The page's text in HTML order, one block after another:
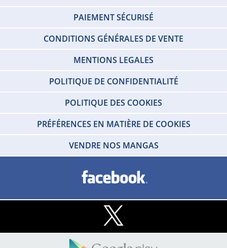
PAIEMENT SÉCURISÉ
CONDITIONS GÉNÉRALES DE VENTE
MENTIONS LEGALES
POLITIQUE DE CONFIDENTIALITÉ
POLITIQUE DES COOKIES
PRÉFÉRENCES EN MATIÈRE DE COOKIES
VENDRE NOS MANGAS